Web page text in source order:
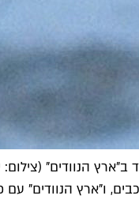
הנוודים" (צילום:
ו"ארץ הנוודים"